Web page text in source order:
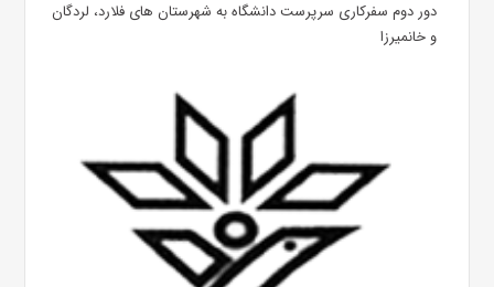
دور دوم سفرکاری سرپرست دانشگاه به شهرستان های فلارد، لردگان
و خانمیرزا